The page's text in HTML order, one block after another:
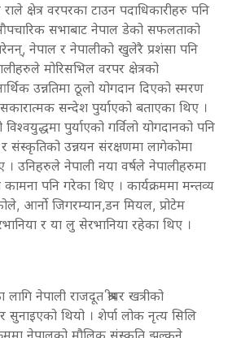
क्षेत्र वरपरका टाउन पदाधिकारीहरु पनि
सभाबाट नेपाल डेको सफलताको
नेपाल र नेपालीको खुलेरै प्रशंसा पनि
मोरिसभिल वरपर क्षेत्रको
उन्नतिमा ठूलो योगदान दिएको स्मरण
सन्देश पुर्याएको बताएका थिए ।
पुर्याएको गर्विलो योगदानको पनि
उन्नयन संरक्षणमा लागेकोमा
उनिहरुले नेपाली नया वर्षले नेपालीहरुमा
पनि गरेका थिए । कार्यक्रममा मन्तव्य
आर्नो जिगरम्यान,डन मियल, प्रोटेम
र या लु सेरभानिया रहेका थिए ।
नेपाली राजदूत श्रीधर खत्रीको
थियो । शेर्पा लोक नृत्य सिलि
नेपालको मौलिक संस्कृति झल्कने